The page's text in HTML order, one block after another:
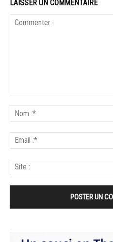
LAISSER UN COMMENTAIRE